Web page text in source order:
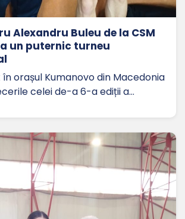
Alexandru Buleu de la CSM
un puternic turneu
orașul Kumanovo din Macedonia
celei de-a 6-a ediții a…